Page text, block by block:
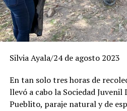
Silvia Ayala/24 de agosto 2023
En tan solo tres horas de
llevó a cabo la Sociedad Juvenil
Pueblito, paraje natural y de